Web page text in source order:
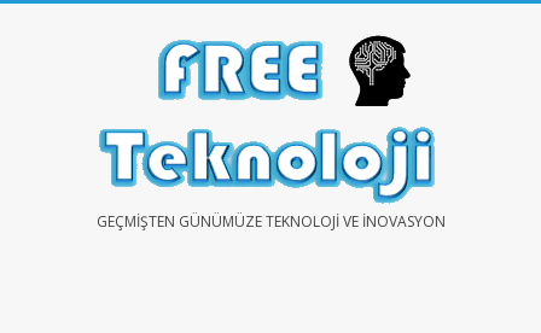
FREEGEÇMIŞTEN GÜNÜMÜZE TEKNOLOJI VE İNOVASYON